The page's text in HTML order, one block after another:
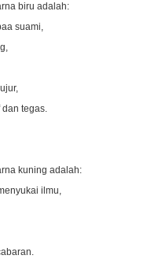
biru adalah:
suami,
tegas.
kuning adalah:
ilmu,